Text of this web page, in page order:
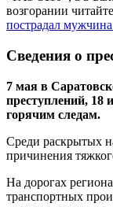
возгорании
пострадал
Сведения о
7 мая в
преступлений, 18
горячим следам.
Среди раскрытых
причинения
На дорогах
транспортных